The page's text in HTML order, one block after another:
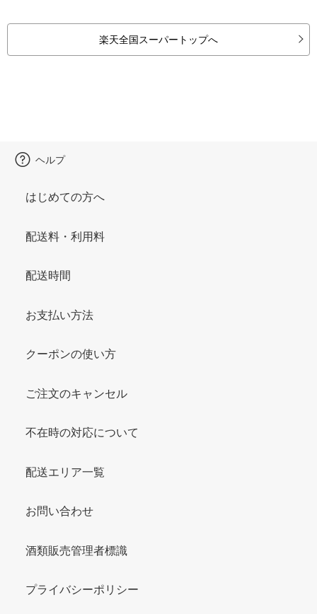
楽天全国スーパートップへ
ヘルプ
はじめての方へ
配送料・利用料
配送時間
お支払い方法
クーポンの使い方
ご注文のキャンセル
不在時の対応について
配送エリア一覧
お問い合わせ
酒類販売管理者標識
プライバシーポリシー